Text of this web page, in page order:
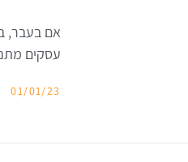
אם בעבר,
עסקים
01/01/23